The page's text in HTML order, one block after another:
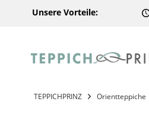
Unsere Vorteile:
TEPPICHPRINZ Orientteppiche